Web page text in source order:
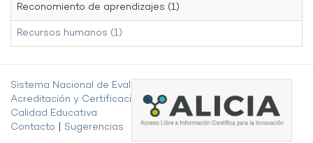
Reconomiento de aprendizajes (1)
Recursos humanos (1)
Sistema Nacional de Evaluación,
Acreditación y Certificación de la
Calidad Educativa
Contacto
Sugerencias